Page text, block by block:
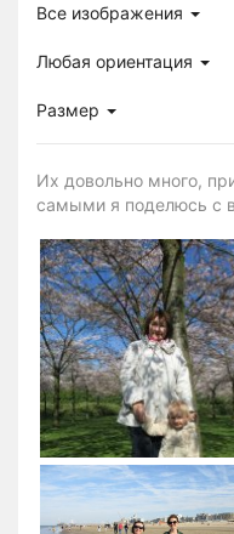
Все изображения
Любая ориентация
Размер
Их довольно много,
самыми я поделюсь с
1